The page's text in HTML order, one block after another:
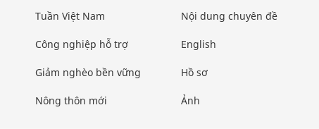
Tuần Việt Nam
Công nghiệp hỗ trợ
Giảm nghèo bền vững
Nông thôn mới
Nội dung chuyên đề
English
Hồ sơ
Ảnh